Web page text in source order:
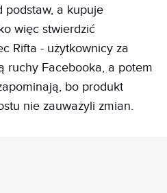
podstaw, a kupuje
więc stwierdzić
Rifta - użytkownicy za
ruchy Facebooka, a potem
bo produkt
nie zauważyli zmian.